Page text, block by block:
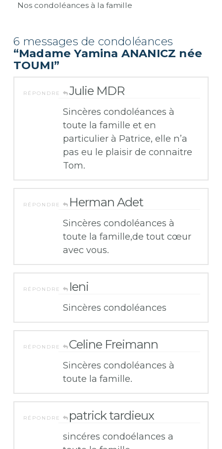
Nos condoléances à la famille
6 messages de condoléances
“Madame Yamina ANANICZ née
TOUMI”
RÉPONDRE Julie MDR
Sincères condoléances à
toute la famille et en
particulier à Patrice, elle n’a
pas eu le plaisir de connaitre
Tom.
RÉPONDRE Herman Adet
Sincères condoléances à
toute la famille,de tout cœur
avec vous.
RÉPONDRE Ieni
Sincères condoléances
RÉPONDRE Celine Freimann
Sincères condoléances à
toute la famille.
RÉPONDRE patrick tardieux
sincéres condoélances a